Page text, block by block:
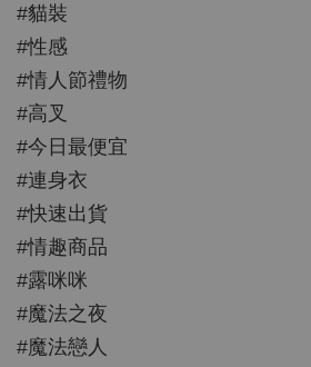
#貓裝
#性感
#情人節禮物
#高叉
#今日最便宜
#連身衣
#快速出貨
#情趣商品
#露咪咪
#魔法之夜
#魔法戀人